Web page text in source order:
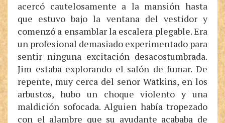
acercó cautelosamente a la mansión hasta
que estuvo bajo la ventana del vestidor y
comenzó a ensamblar la escalera plegable. Era
un profesional demasiado experimentado para
sentir ninguna excitación desacostumbrada.
Jim estaba explorando el salón de fumar. De
repente, muy cerca del señor Watkins, en los
arbustos, hubo un choque violento y una
maldición sofocada. Alguien había tropezado
con el alambre que su ayudante acababa de